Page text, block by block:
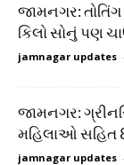
જામનગર:
કિલો સોનું પણ
jamnagar updates -
જામનગર:
મહિલાઓ સહિત
jamnagar updates -